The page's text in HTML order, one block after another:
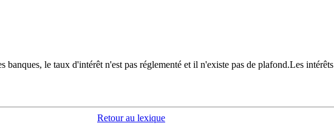
le taux d'intérêt n'est pas réglementé et il n'existe pas de plafond.Les
Retour au lexique